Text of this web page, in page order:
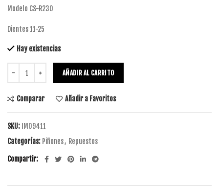
Modelo CS-R230
Dientes 11-25
Hay existencias
AÑADIR AL CARRITO
Comparar Añadir a Favoritos
SKU: IM09411
Categorías: Piñones, Repuestos
Compartir